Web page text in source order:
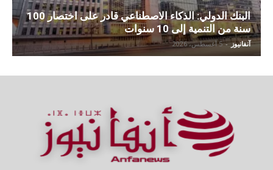
البنك الدولي: الذكاء الاصطناعي قادر على اختصار 100
سنة من التنمية إلى 10 سنوات
آنفانيوز - 5 أغسطس، 2026